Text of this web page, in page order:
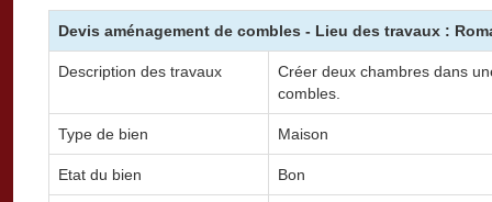
Devis aménagement de combles - Lieu des travaux :
Description des travaux
Créer deux chambres dans
combles.
Type de bien Maison
Etat du bien Bon